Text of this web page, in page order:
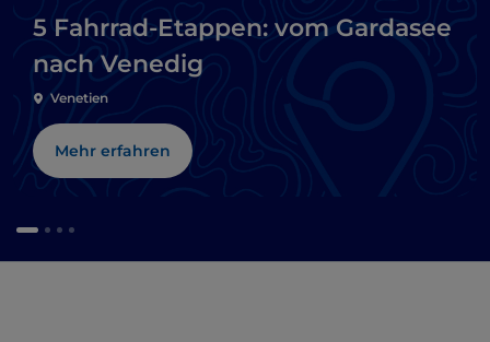
5 Fahrrad-Etappen: vom Gardasee
nach Venedig
Venetien
Mehr erfahren